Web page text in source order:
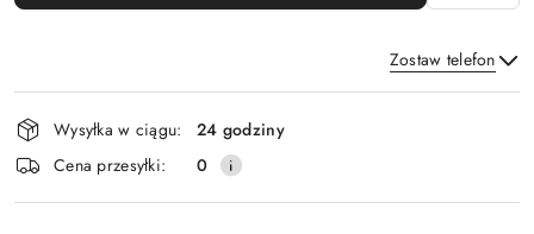
Zostaw telefon
Wyślij
Dostępność
i
dostawa
Wysyłka w ciągu:
24 godziny
Cena przesyłki:
0